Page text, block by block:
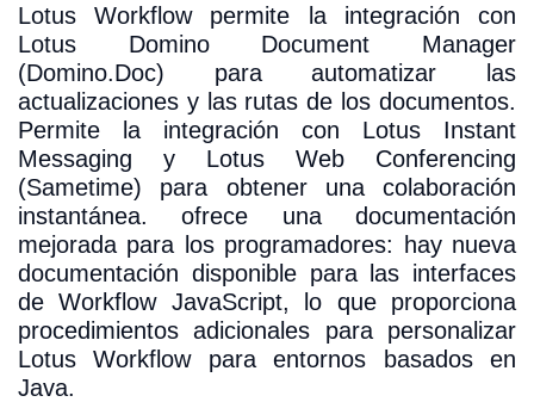
Lotus Workflow permite la integración con
Lotus Domino Document Manager
(Domino.Doc) para automatizar las
actualizaciones y las rutas de los documentos.
Permite la integración con Lotus Instant
Messaging y Lotus Web Conferencing
(Sametime) para obtener una colaboración
instantánea. ofrece una documentación
mejorada para los programadores: hay nueva
documentación disponible para las interfaces
de Workflow JavaScript, lo que proporciona
procedimientos adicionales para personalizar
Lotus Workflow para entornos basados en
Java.